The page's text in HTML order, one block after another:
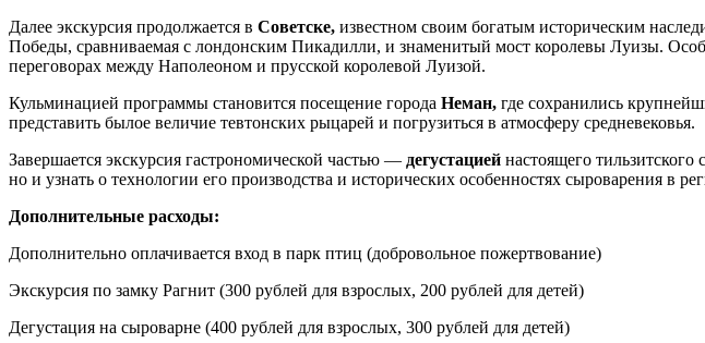
Далее экскурсия продолжается в Советске, известном своим богатым историческим
Победы, сравниваемая с лондонским Пикадилли, и знаменитый мост королевы Луизы.
переговорах между Наполеоном и прусской королевой Луизой.
Кульминацией программы становится посещение города Неман, где сохранились
представить былое величие тевтонских рыцарей и погрузиться в атмосферу средневековья.
Завершается экскурсия гастрономической частью — дегустацией настоящего
но и узнать о технологии его производства и исторических особенностях сыроварения в
Дополнительные расходы:
Дополнительно оплачивается вход в парк птиц (добровольное пожертвование)
Экскурсия по замку Рагнит (300 рублей для взрослых, 200 рублей для детей)
Дегустация на сыроварне (400 рублей для взрослых, 300 рублей для детей)